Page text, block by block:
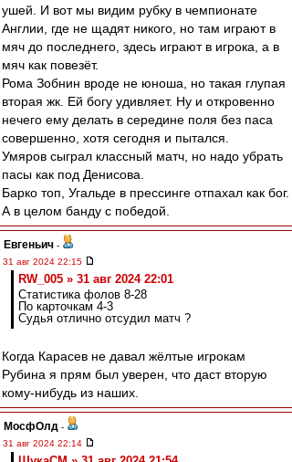
ушей. И вот мы видим рубку в чемпионате
Англии, где не щадят никого, но там играют в
мяч до последнего, здесь играют в игрока, а в
мяч как повезёт.
Рома Зобнин вроде не юноша, но такая глупая
вторая жк. Ей богу удивляет. Ну и откровенно
нечего ему делать в середине поля без паса
совершенно, хотя сегодня и пытался.
Умяров сыграл классный матч, но надо убрать
пасы как под Денисова.
Барко топ, Угальде в прессинге отпахал как бог.
А в целом банду с победой.
Евгеньич -
31 авг 2024 22:15
RW_005 » 31 авг 2024 22:01
Статистика фолов 8-28
По карточкам 4-3
Судья отлично отсудил матч ?
Когда Карасев не давал жёлтые игрокам
Рубина я прям был уверен, что даст вторую
кому-нибудь из наших.
МосфОлд -
31 авг 2024 22:14